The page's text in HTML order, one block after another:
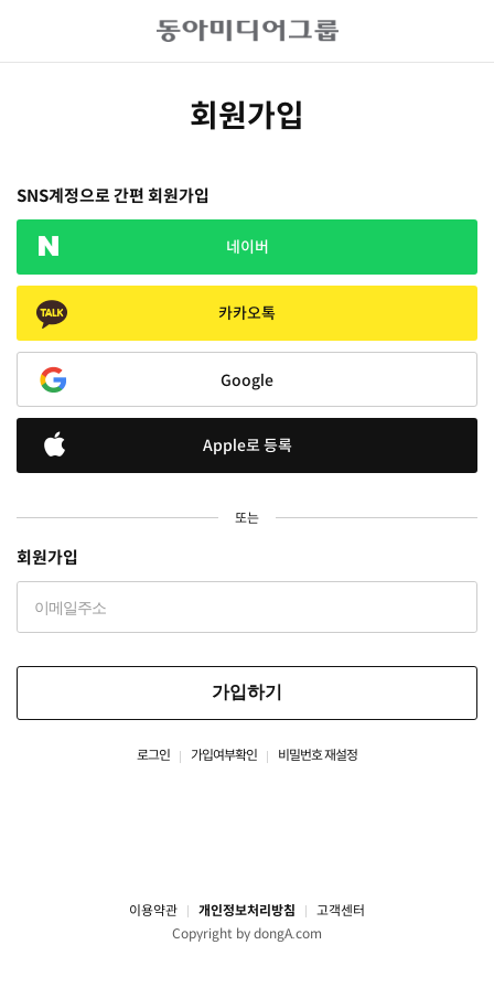
회원가입
SNS계정으로 간편 회원가입
네이버
카카오톡
Google
Apple로 등록
또는
회원가입
가입하기
로그인 가입여부확인 비밀번호 재설정
이용약관 개인정보처리방침
고객센터
Copyright by dongA.com